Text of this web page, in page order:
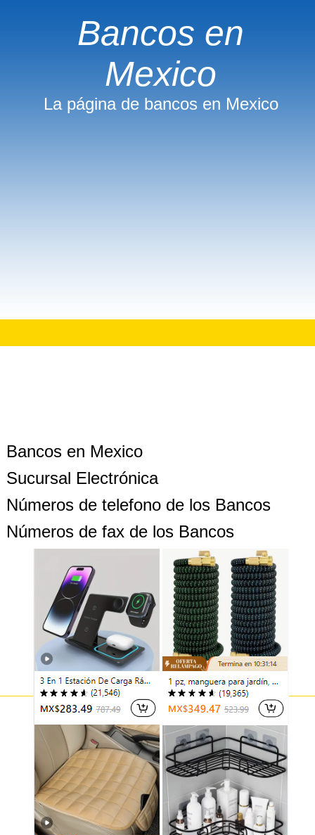
Bancos en
Mexico
La página de bancos en Mexico
Bancos en Mexico
Sucursal Electrónica
Números de telefono de los Bancos
Números de fax de los Bancos